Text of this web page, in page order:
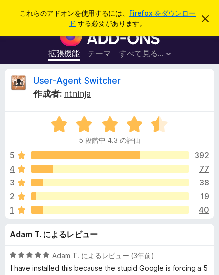
これらのアドオンを使用するには、 Firefox をダウンロー
ド する必要があります。
こ
を
F
i
r
e
ラ
ウ
ザ
ー
ド
オ
ン
拡張機能 テーマ すべて見る...
ログイン
U
r
-
A
g
e
User-Agent Switcher
作成者: ntninja
5
段
中
.
の
価
5 段階中 4.3 の評価
5
392
4
77
3
38
2
19
1
40
Adam T. によるレビュー
5
段
Adam T. によるレビュー (3年前)
I have installed this because the stupid Google is forcing a 5